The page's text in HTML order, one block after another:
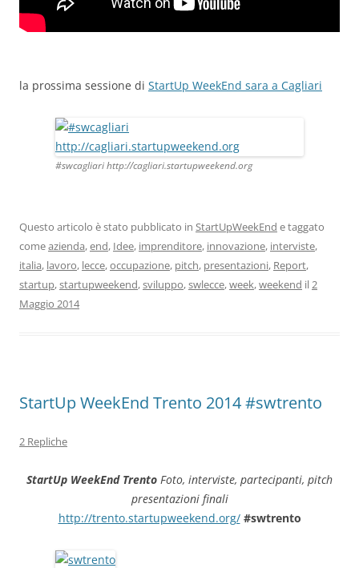
la prossima sessione di StartUp WeekEnd sara a Cagliari
#swcagliari http://cagliari.startupweekend.org
Questo articolo è stato pubblicato in StartUpWeekEnd e taggato
comeazienda,end, Idee, imprenditore, innovazione, interviste,
italia, lavoro, lecce,occupazione, pitch, presentazioni, Report,
startup,startupweekend,sviluppo,swlecce,week,weekend il2
Maggio 2014
StartUp WeekEnd Trento 2014 #swtrento
2 Repliche
StartUp WeekEnd Trento Foto, interviste, partecipanti, pitch
presentazioni finali
http://trento.startupweekend.org/ #swtrento